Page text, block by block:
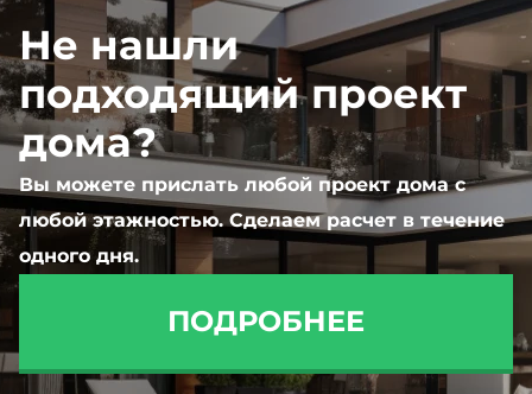
Не нашли
подходящий проект
дома?
Вы можете прислать любой проект дома с
любой этажностью. Сделаем расчет в течение
одного дня.
ПОДРОБНЕЕ